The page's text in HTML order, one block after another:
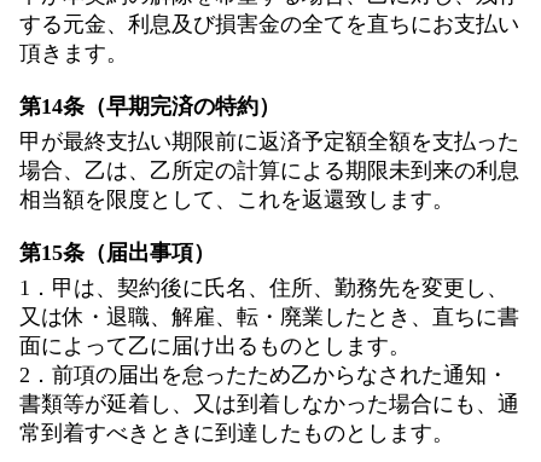
する元金、利息及び損害金の全てを直ちにお支払い
頂きます。
第14条（早期完済の特約）
甲が最終支払い期限前に返済予定額全額を支払った
場合、乙は、乙所定の計算による期限未到来の利息
相当額を限度として、これを返還致します。
第15条（届出事項）
1．甲は、契約後に氏名、住所、勤務先を変更し、
又は休・退職、解雇、転・廃業したとき、直ちに書
面によって乙に届け出るものとします。
2．前項の届出を怠ったため乙からなされた通知・
書類等が延着し、又は到着しなかった場合にも、通
常到着すべきときに到達したものとします。